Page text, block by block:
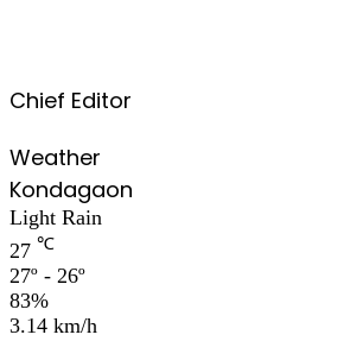
Chief Editor
Weather
Kondagaon
Light Rain
27 ℃
27º - 26º
83%
3.14 km/h